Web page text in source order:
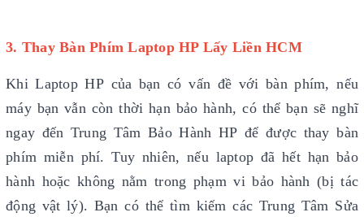
3. Thay Bàn Phím Laptop HP Lấy Liền HCM
Khi Laptop HP của bạn có vấn đề với bàn phím, nếu
máy bạn vẫn còn thời hạn bảo hành, có thể bạn sẽ nghĩ
ngay đến Trung Tâm Bảo Hành HP để được thay bàn
phím miễn phí. Tuy nhiên, nếu laptop đã hết hạn bảo
hành hoặc không nằm trong phạm vi bảo hành (bị tác
động vật lý). Bạn có thể tìm kiếm các Trung Tâm Sửa